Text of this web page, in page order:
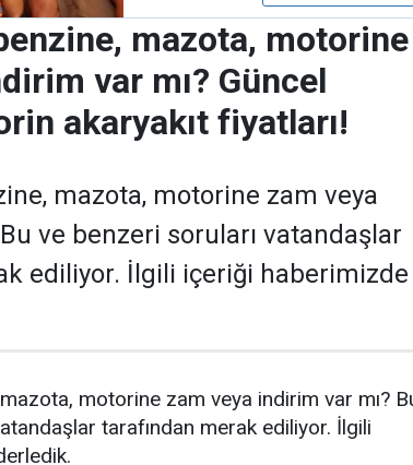
mazota, motorine
var mı? Güncel
akaryakıt fiyatları!
mazota, motorine zam veya
ve benzeri soruları vatandaşlar
ediliyor. İlgili içeriği haberimizde
motorine zam veya indirim var mı?
tarafından merak ediliyor. İlgili